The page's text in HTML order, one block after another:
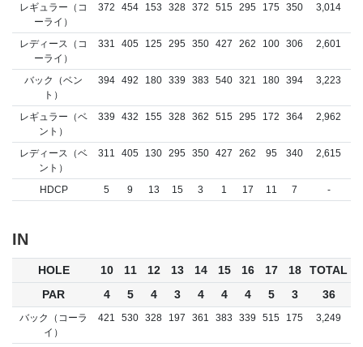
レギュラー（コ
ーライ）
372 454 153 328 372 515 295 175 350 3,014
レディース（コ
ーライ）
331 405 125 295 350 427 262 100 306 2,601
バック（ベン
ト）
394 492 180 339 383 540 321 180 394 3,223
レギュラー（ベ
ント）
339 432 155 328 362 515 295 172 364 2,962
レディース（ベ
ント）
311 405 130 295 350 427 262 95 340 2,615
HDCP 5 9 13 15 3 1 17 11 7 -
IN
HOLE 10 11 12 13 14 15 16 17 18
TOTAL
PAR
4 5 4 3 4 4 4 5 3 36
バック（コーラ
イ）
421 530 328 197 361 383 339 515 175 3,249